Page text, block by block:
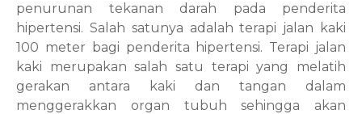
penurunan tekanan darah pada penderita
hipertensi. Salah satunya adalah terapi jalan kaki
100 meter bagi penderita hipertensi. Terapi jalan
kaki merupakan salah satu terapi yang melatih
gerakan antara kaki dan tangan dalam
menggerakkan organ tubuh sehingga akan